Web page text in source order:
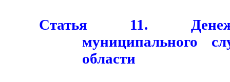
Статья 11.
муниципального
области